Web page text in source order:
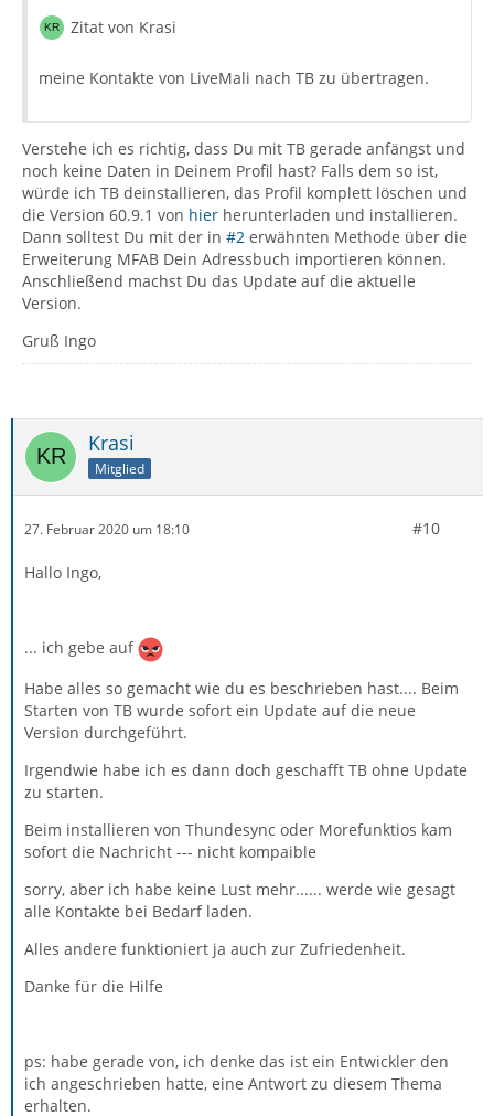
Zitat von Krasi
meine Kontakte von LiveMali nach TB zu übertragen.
Verstehe ich es richtig, dass Du mit TB gerade anfängst und
noch keine Daten in Deinem Profil hast? Falls dem so ist,
würde ich TB deinstallieren, das Profil komplett löschen und
die Version 60.9.1 von hier herunterladen und installieren.
Dann solltest Du mit der in #2 erwähnten Methode über die
Erweiterung MFAB Dein Adressbuch importieren können.
Anschließend machst Du das Update auf die aktuelle
Version.
Gruß Ingo
Krasi
Mitglied
27. Februar 2020 um 18:10 #10
Hallo Ingo,
... ich gebe auf
Habe alles so gemacht wie du es beschrieben hast.... Beim
Starten von TB wurde sofort ein Update auf die neue
Version durchgeführt.
Irgendwie habe ich es dann doch geschafft TB ohne Update
zu starten.
Beim installieren von Thundesync oder Morefunktios kam
sofort die Nachricht --- nicht kompaible
sorry, aber ich habe keine Lust mehr...... werde wie gesagt
alle Kontakte bei Bedarf laden.
Alles andere funktioniert ja auch zur Zufriedenheit.
Danke für die Hilfe
ps: habe gerade von, ich denke das ist ein Entwickler den
ich angeschrieben hatte, eine Antwort zu diesem Thema
erhalten.